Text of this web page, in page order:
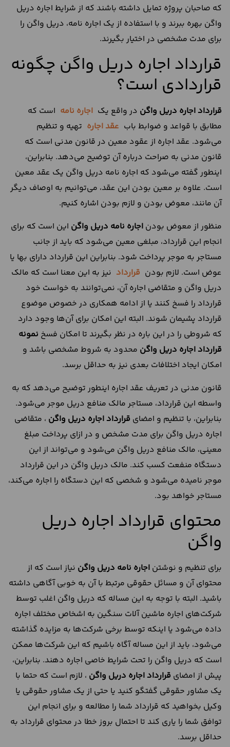
که صاحبان پروژه تمایل داشته باشند که از شرایط اجاره دریل
واگن بهره ببرند و با استفاده از یک اجاره نامه، دریل واگن را
برای مدت مشخصی در اختیار بگیرند.
قرارداد اجاره دریل واگن چگونه
قراردادی است؟
قرارداد اجاره دریل واگن در واقع یک اجاره نامه است که
مطابق با قواعد و ضوابط باب عقد اجاره تهیه و تنظیم
می‌شود. عقد اجاره از عقود معین در قانون مدنی است که
قانون مدنی به صراحت درباره آن توضیح می‌دهد. بنابراین،
اینطور گفته می‌‎شود که اجاره نامه دریل واگن یک عقد معین
است. علاوه بر معین بودن این عقد، می‌توانیم به اوصاف دیگر
آن مانند، معوض بودن و لازم بودن اشاره کنیم.
منظور از معوض بودن اجاره نامه دریل واگن این است که برای
انجام این قرارداد، مبلغی معین می‌شود که باید از جانب
مستاجر به موجر پرداخت شود. بنابراین این قرارداد دارای بها یا
عوض است. لازم بودن قرارداد نیز به این معنا است که مالک
دریل واگن و متقاضی اجاره آن، نمی‌توانند به خواست خود
قرارداد را فسخ کنند یا از ادامه همکاری در خصوص موضوع
قرارداد پشیمان شوند. البته این امکان برای آن‌ها وجود دارد
که شروطی را در این باره در نظر بگیرند تا امکان فسخ نمونه
قرارداد اجاره دریل واگن محدود به شروط مشخصی باشد و
امکان ایجاد اختلافات بعدی نیز به حداقل برسد.
قانون مدنی در تعریف عقد اجاره اینطور توضیح می‌دهد که به
واسطه این قرارداد، مستاجر مالک منافع دریل موجر می‌شود.
بنابراین، با تنظیم و امضای قرارداد اجاره دریل واگن ، متقاضی
اجاره دریل واگن برای مدت مشخص و در ازای پرداخت مبلغ
معینی، مالک منافع دریل واگن می‌شود و می‌تواند از این
دستگاه منفعت کسب کند. مالک دریل واگن در این قرارداد
موجر نامیده می‌شود و شخصی که این دستگاه را اجاره می‌کند،
مستاجر خواهد بود.
محتوای قرارداد اجاره دریل
واگن
برای تنظیم و نوشتن اجاره نامه دریل واگن نیاز است که از
محتوای آن و مسائل حقوقی مرتبط با آن به خوبی آگاهی داشته
باشید. البته با توجه به این مساله که دریل واگن اغلب توسط
شرکت‌های اجاره ماشین آلات سنگین به اشخاص مختلف اجاره
داده می‌شود یا اینکه توسط برخی شرکت‌ها به مزایده گذاشته
می‌شود، باید از این مساله آگاه باشیم که این شرکت‌ها ممکن
است که دریل واگن را تحت شرایط خاصی اجاره دهند. بنابراین،
پیش از امضای قرارداد اجاره دریل واگن ، لازم است که حتما با
یک مشاور حقوقی گفتگو کنید یا حتی از یک مشاور حقوقی یا
وکیل بخواهید که قرارداد شما را مطالعه و برای انجام این
توافق شما را یاری کند تا احتمال بروز خطا در محتوای قرارداد به
حداقل برسد.